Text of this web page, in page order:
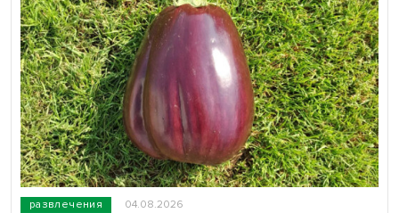
развлечения 04.08.2026